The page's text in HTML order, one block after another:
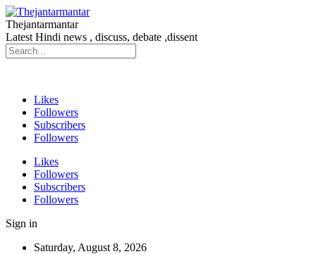
Thejantarmantar
Latest Hindi news , discuss, debate ,dissent
Likes
Followers
Subscribers
Followers
Likes
Followers
Subscribers
Followers
Sign in
Saturday, August 8, 2026